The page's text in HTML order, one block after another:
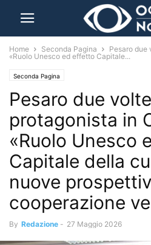
Home Seconda Pagina
Pesaro due
«Ruolo Unesco ed effetto Capitale...
Seconda Pagina
Pesaro due volte
protagonista in
«Ruolo Unesco
Capitale della
nuove
cooperazione
By Redazione - 27 Maggio 2026